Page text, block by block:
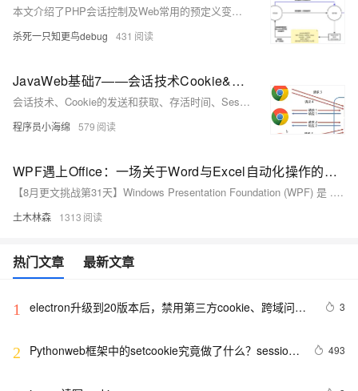
本文介绍了PHP会话控制及Web常用的预定义变量，包括`$_REQUEST`、`$_SERVER`、`$_COOKIE`和`$_SESSION`的用法和示例。涵盖了cookie的创建、使用、删除以及session的工作原理和使用，并通过图书上传的例子演示了session在实际应用中的使用。
杀死一只知更鸟debug 431
JavaWeb基础7——会话技术Cookie&Session
会话技术、Cookie的发送和获取、存活时间、Session钝化与活化、销毁、用户登录注册“记住我”和“验证码”案例
程序员小海绵 579
WPF遇上Office：一场关于Word与Excel自动化操作的技术盛宴，从环境搭建到代码实战，看WPF如何玩转文档处理的那些事儿
【8月更文挑战第31天】Windows Presentation Foundation (WPF) 是 .NET Framework 的重要组件，以其强大的图形界面和灵活的数据绑定功能著称。本文通过具体示例代码，介绍如何在 WPF 应用中实现 Word 和 Excel 文档的自动化操作，包括文档的读取、编辑和保存等。首先创建 WPF 项目并设计用户界面，然后在 `MainWindow.xaml.cs` 中编写逻辑代码，利用 `Microsoft.Office.Interop` 命名空间实现 Office 文档的自动化处理。文章还提供了注意事项，帮助开发者避免常见问题。
土木林森 1313
热门文章 最新文章
1
electron升级到20版本后，禁用第三方cookie、跨域问题
3
2
Pythonweb框架中的setcookie究竟做了什么？session
493